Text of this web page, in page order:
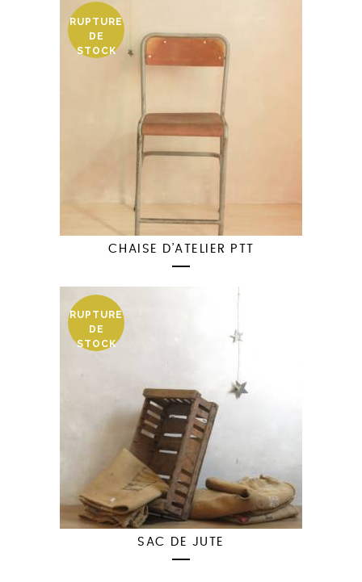
RUPTURE
DE
STOCK
CHAISE D’ATELIER PTT
RUPTURE
DE
STOCK
SAC DE JUTE